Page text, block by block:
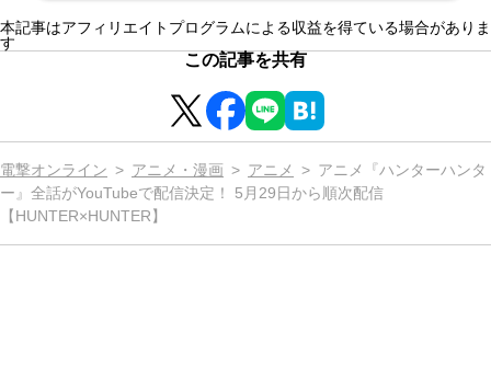
本記事はアフィリエイトプログラムによる収益を得ている場合がありま
す
この記事を共有
電撃オンライン アニメ・漫画 アニメ
アニメ『ハンターハンタ
ー』全話がYouTubeで配信決定！ 5月29日から順次配信
【HUNTER×HUNTER】